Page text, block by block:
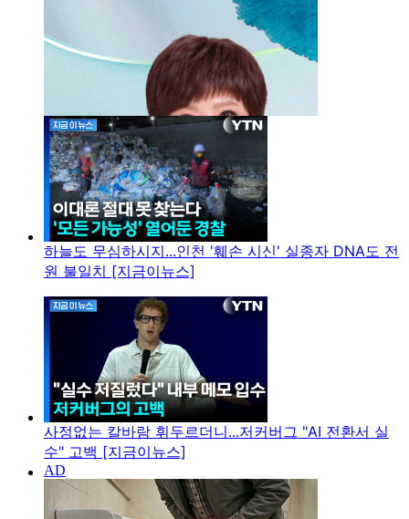
하늘도 무심하시지...인천 '훼손 시신' 실종자 DNA도 전
원 불일치 [지금이뉴스]
사정없는 칼바람 휘두르더니...저커버그 "AI 전환서 실
수" 고백 [지금이뉴스]